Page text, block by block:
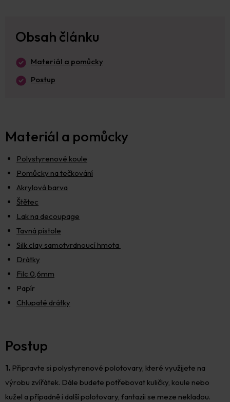
Obsah článku
Materiál a pomůcky
Postup
Materiál a pomůcky
Polystyrenové koule
Pomůcky na tečkování
Akrylová barva
Štětec
Lak na decoupage
Tavná pistole
Silk clay samotvrdnoucí hmota
Drátky
Filc 0,6mm
Papír
Chlupaté drátky
Postup
1. Připravte si polystyrenové polotovary, které využijete na
výrobu zvířátek. Dále budete potřebovat kuličky, koule nebo
kužel a případně i další polotovary, fantazii se meze nekladou.